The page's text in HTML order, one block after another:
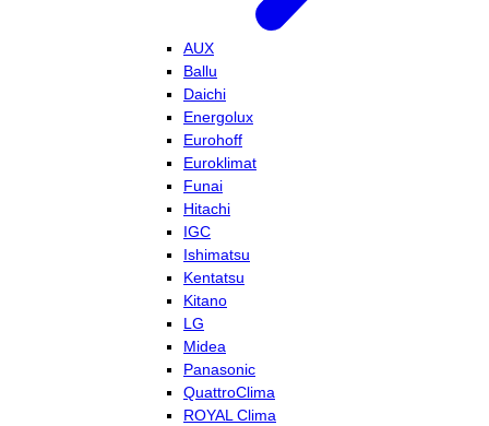
AUX
Ballu
Daichi
Energolux
Eurohoff
Euroklimat
Funai
Hitachi
IGC
Ishimatsu
Kentatsu
Kitano
LG
Midea
Panasonic
QuattroClima
ROYAL Clima